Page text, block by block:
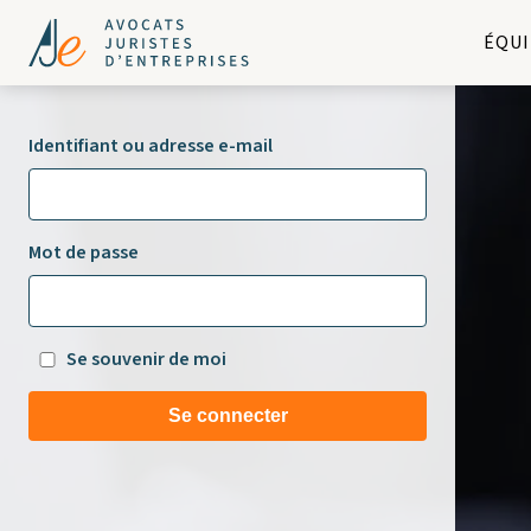
Identifiant ou adresse e-mail
Mot de passe
Se souvenir de moi